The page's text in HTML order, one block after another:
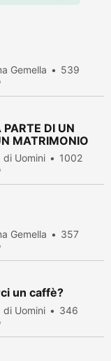
Gemella
539
DI UN
MATRIMONIO
di Uomini
1002
Gemella
357
un caffè?
di Uomini
346